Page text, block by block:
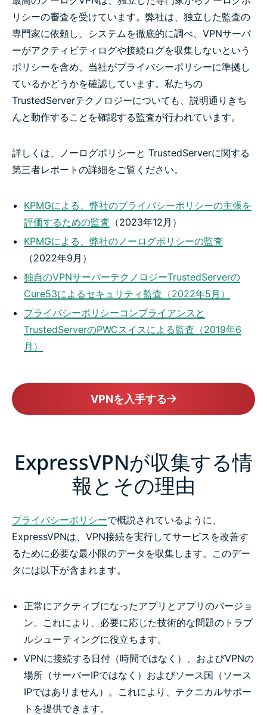
リシーの審査を受けています。弊社は、独立した監査の
専門家に依頼し、システムを徹底的に調べ、VPNサーバ
ーがアクティビティログや接続ログを収集しないという
ポリシーを含め、当社がプライバシーポリシーに準拠し
ているかどうかを確認しています。私たちの
TrustedServerテクノロジーについても、説明通りきち
んと動作することを確認する監査が行われています。
詳しくは、ノーログポリシーと TrustedServerに関する
第三者レポートの詳細をご覧ください。
KPMGによる、弊社のプライバシーポリシーの主張を
評価するための監査 （2023年12月）
KPMGによる、弊社のノーログポリシーの監査
（2022年9月）
独自のVPNサーバーテクノロジーTrustedServerの
Cure53によるセキュリティ監査（2022年5月）
プライバシーポリシーコンプライアンスと
TrustedServerのPWCスイスによる監査（2019年6
月）
VPNを入手する
ExpressVPNが収集する情
報とその理由
プライバシーポリシーで概説されているように、
ExpressVPNは、VPN接続を実行してサービスを改善す
るために必要な最小限のデータを収集します。このデー
タには以下が含まれます。
正常にアクティブになったアプリとアプリのバージョ
ン。これにより、必要に応じた技術的な問題のトラブ
ルシューティングに役立ちます。
VPNに接続する日付（時間ではなく）、およびVPNの
場所（サーバーIPではなく）およびソース国（ソース
IPではありません）。これにより、テクニカルサポー
トを提供できます。